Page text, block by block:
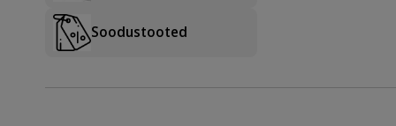
Soodustooted